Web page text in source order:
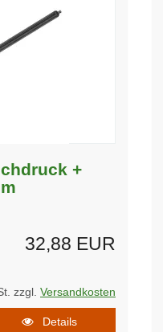
+
32,88 EUR
zzgl. Versandkosten
Details